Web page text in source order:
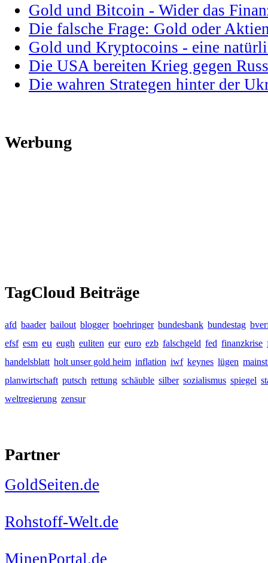
Gold und Bitcoin - Wider das
Die falsche Frage: Gold oder
Gold und Kryptocoins - eine
Die USA bereiten Krieg gegen
Die wahren Strategen hinter der
Werbung
TagCloud Beiträge
afd baader bailout blogger boehringer bundesbank bundestag
efsf esm eu eugh euliten eur euro ezb falschgeld fed finanzkrise
handelsblatt holt unser gold heim inflation iwf keynes lügen
planwirtschaft putsch rettung schäuble silber sozialismus spiegel
weltregierung zensur
Partner
GoldSeiten.de
Rohstoff-Welt.de
MinenPortal.de